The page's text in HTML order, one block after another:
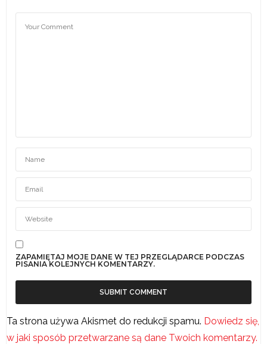
ZAPAMIĘTAJ MOJE DANE W TEJ PRZEGLĄDARCE PODCZAS
PISANIA KOLEJNYCH KOMENTARZY.
Ta strona używa Akismet do redukcji spamu. Dowiedz się,
w jaki sposób przetwarzane są dane Twoich komentarzy.